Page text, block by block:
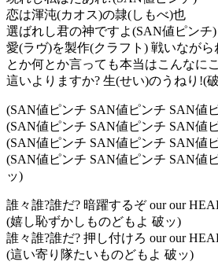
恋は渾沌(カオス)の隷(しもべ)也
選ばれし君の神ですよ(SAN値ピンチ)
愛(ラヴ)を製作(クラフト) 戦いながら
とか何とか言っても本当はこんなに
這いよりますか? 生(せい)のうねり!(
(SAN値ピンチ SAN値ピンチ SAN値
(SAN値ピンチ SAN値ピンチ SAN値
(SAN値ピンチ SAN値ピンチ SAN値
(SAN値ピンチ SAN値ピンチ SAN値
ッ)
誰々誰?誰だ? 暗躍するぞ our our
(嬉し恥ずかしものどもよ 破ッ)
誰々誰?誰だ? 押し付けろ our our
(這い寄り隊たいものどもよ 破ッ)